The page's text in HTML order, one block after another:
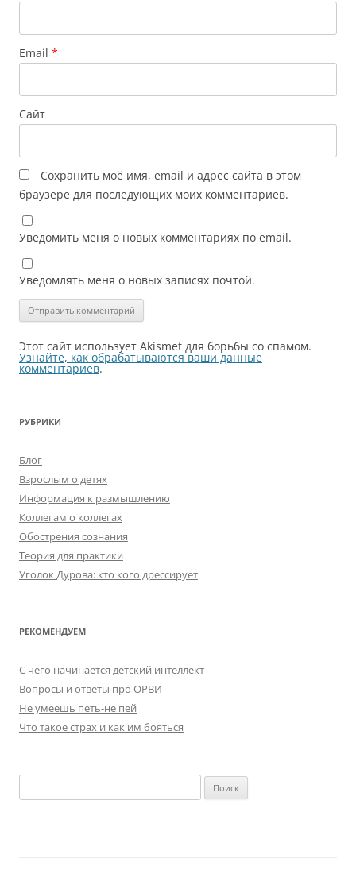
Email *
Сайт
Сохранить моё имя, email и адрес сайта в этом
браузере для последующих моих комментариев.
Уведомить меня о новых комментариях по email.
Уведомлять меня о новых записях почтой.
Этот сайт использует Akismet для борьбы со спамом.
Узнайте, как обрабатываются ваши данные
комментариев.
РУБРИКИ
Блог
Взрослым о детях
Информация к размышлению
Коллегам о коллегах
Обострения сознания
Теория для практики
Уголок Дурова: кто кого дрессирует
РЕКОМЕНДУЕМ
C чего начинается детский интеллект
Вопросы и ответы про ОРВИ
Не умеешь петь-не пей
Что такое страх и как им бояться